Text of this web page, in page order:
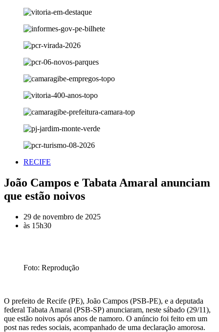
RECIFE
João Campos e Tabata Amaral anunciam
que estão noivos
29 de novembro de 2025
às 15h30
Foto: Reprodução
O prefeito de Recife (PE), João Campos (PSB-PE), e a deputada
federal Tabata Amaral (PSB-SP) anunciaram, neste sábado (29/11),
que estão noivos após anos de namoro. O anúncio foi feito em um
post nas redes sociais, acompanhado de uma declaração amorosa.